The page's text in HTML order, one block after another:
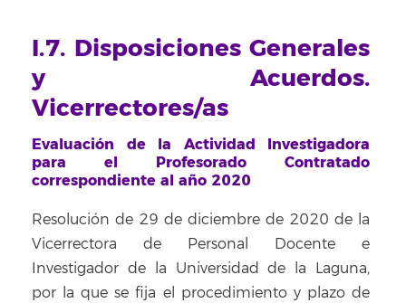
I.7. Disposiciones Generales
y Acuerdos.
Vicerrectores/as
Evaluación de la Actividad Investigadora
para el Profesorado Contratado
correspondiente al año 2020
Resolución de 29 de diciembre de 2020 de la
Vicerrectora de Personal Docente e
Investigador de la Universidad de la Laguna,
por la que se fija el procedimiento y plazo de